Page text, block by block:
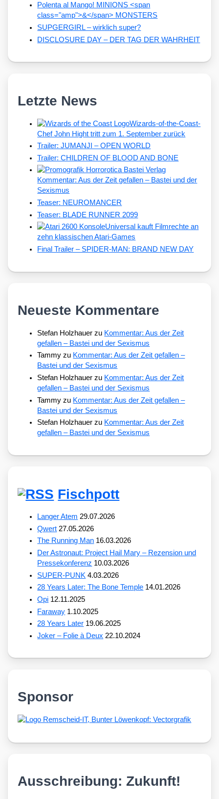
Polenta al Mango! MINIONS <span
class="amp">&</span> MONSTERS
SUPGERGIRL – wirklich super?
DISCLOSURE DAY – DER TAG DER WAHRHEIT
Letzte News
Wizards-of-the-Coast-
Chef John Hight tritt zum 1. September zurück
Trailer: JUMANJI – OPEN WORLD
Trailer: CHILDREN OF BLOOD AND BONE
Kommentar: Aus der Zeit gefallen – Bastei und der
Sexismus
Teaser: NEUROMANCER
Teaser: BLADE RUNNER 2099
Universal kauft Filmrechte an
zehn klassischen Atari-Games
Final Trailer – SPIDER-MAN: BRAND NEW DAY
Neueste Kommentare
Stefan Holzhauer zu Kommentar: Aus der Zeit
gefallen – Bastei und der Sexismus
Tammy zu Kommentar: Aus der Zeit gefallen –
Bastei und der Sexismus
Stefan Holzhauer zu Kommentar: Aus der Zeit
gefallen – Bastei und der Sexismus
Tammy zu Kommentar: Aus der Zeit gefallen –
Bastei und der Sexismus
Stefan Holzhauer zu Kommentar: Aus der Zeit
gefallen – Bastei und der Sexismus
Fischpott
Langer Atem 29.07.2026
Qwert 27.05.2026
The Running Man 16.03.2026
Der Astronaut: Project Hail Mary – Rezension und
Pressekonferenz 10.03.2026
SUPER-PUNK 4.03.2026
28 Years Later: The Bone Temple 14.01.2026
Opi 12.11.2025
Faraway 1.10.2025
28 Years Later 19.06.2025
Joker – Folie à Deux 22.10.2024
Sponsor
Ausschreibung: Zukunft!